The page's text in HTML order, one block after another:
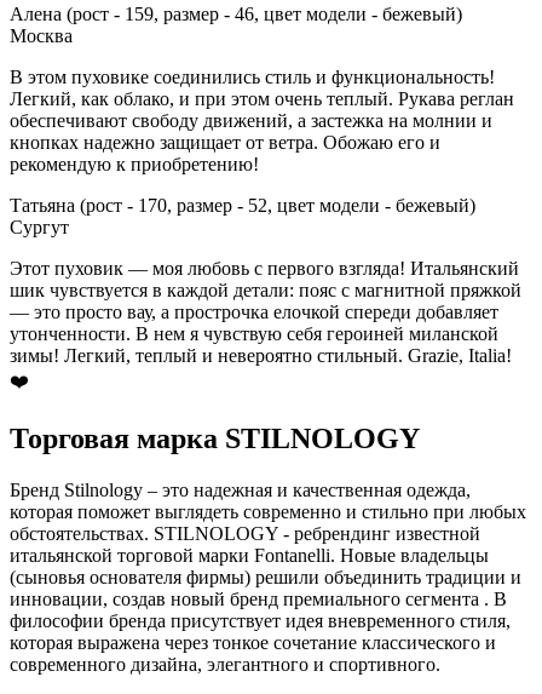
Алена (рост - 159, размер - 46, цвет модели - бежевый)
Москва
В этом пуховике соединились стиль и функциональность!
Легкий, как облако, и при этом очень теплый. Рукава реглан
обеспечивают свободу движений, а застежка на молнии и
кнопках надежно защищает от ветра. Обожаю его и
рекомендую к приобретению!
Татьяна (рост - 170, размер - 52, цвет модели - бежевый)
Сургут
Этот пуховик — моя любовь с первого взгляда! Итальянский
шик чувствуется в каждой детали: пояс с магнитной пряжкой
— это просто вау, а прострочка елочкой спереди добавляет
утонченности. В нем я чувствую себя героиней миланской
зимы! Легкий, теплый и невероятно стильный. Grazie, Italia!
❤️
Торговая марка STILNOLOGY
Бренд Stilnology – это надежная и качественная одежда,
которая поможет выглядеть современно и стильно при любых
обстоятельствах. STILNOLOGY - ребрендинг известной
итальянской торговой марки Fontanelli. Новые владельцы
(сыновья основателя фирмы) решили объединить традиции и
инновации, создав новый бренд премиального сегмента . В
философии бренда присутствует идея вневременного стиля,
которая выражена через тонкое сочетание классического и
современного дизайна, элегантного и спортивного.